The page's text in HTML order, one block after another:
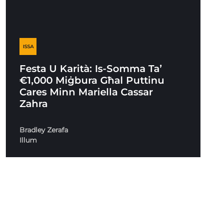
ISSA
Festa U Karità: Is-Somma Ta’
€1,000 Miġbura Għal Puttinu
Cares Minn Mariella Cassar
Zahra
Bradley Zerafa
Illum